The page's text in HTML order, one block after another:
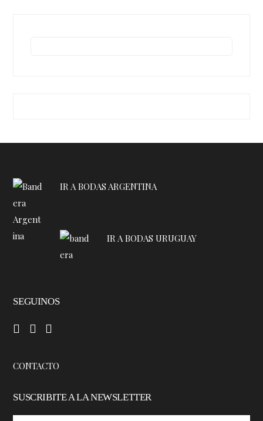
IR A BODAS ARGENTINA
IR A BODAS URUGUAY
SEGUINOS
CONTACTO
SUSCRIBITE A LA NEWSLETTER